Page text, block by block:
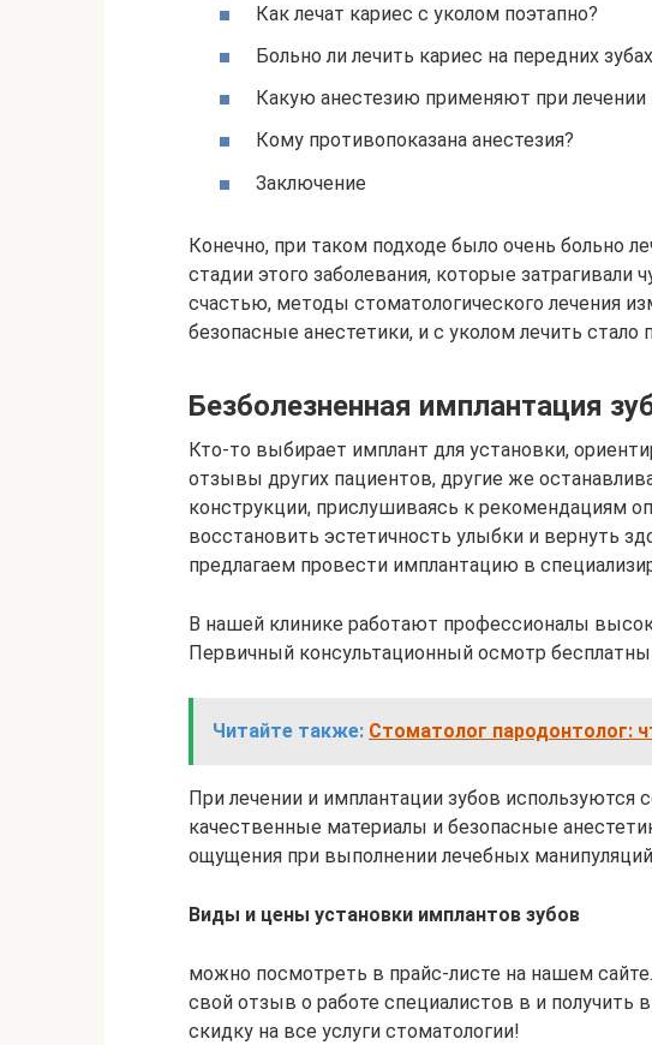
Как лечат кариес с уколом поэтапно?
Больно ли лечить кариес на передних
Какую анестезию применяют при лечении
Кому противопоказана анестезия?
Заключение
Конечно, при таком подходе было очень больно
стадии этого заболевания, которые затрагивали
счастью, методы стоматологического лечения
безопасные анестетики, и с уколом лечить стало
Безболезненная имплантация
Кто-то выбирает имплант для установки,
отзывы других пациентов, другие же
конструкции, прислушиваясь к рекомендациям
восстановить эстетичность улыбки и вернуть
предлагаем провести имплантацию в
В нашей клинике работают профессионалы
Первичный консультационный осмотр
Читайте также: Стоматолог пародонтолог:
При лечении и имплантации зубов используются
качественные материалы и безопасные
ощущения при выполнении лечебных
Виды и цены установки имплантов зубов
можно посмотреть в прайс-листе на нашем
свой отзыв о работе специалистов в и получить
скидку на все услуги стоматологии!